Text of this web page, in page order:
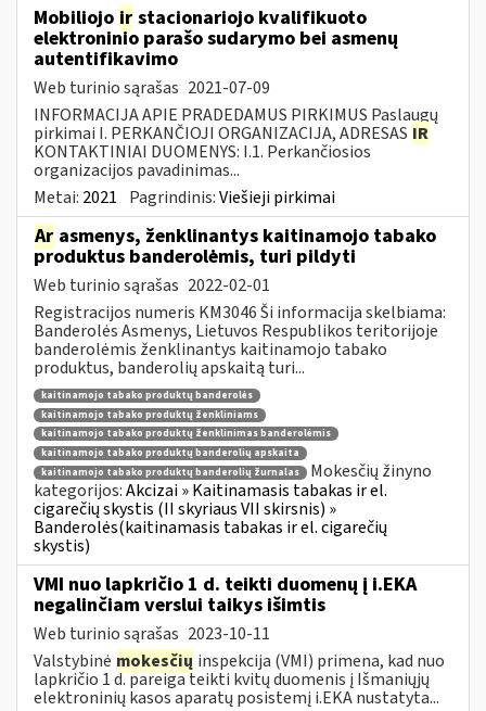
Mobiliojo ir stacionariojo kvalifikuoto
elektroninio parašo sudarymo bei asmenų
autentifikavimo
Web turinio sąrašas 2021-07-09
INFORMACIJA APIE PRADEDAMUS PIRKIMUS Paslaugų
pirkimai I. PERKANČIOJI ORGANIZACIJA, ADRESAS IR
KONTAKTINIAI DUOMENYS: I.1. Perkančiosios
organizacijos pavadinimas...
Metai: 2021 Pagrindinis:Viešieji pirkimai
Ar asmenys, ženklinantys kaitinamojo tabako
produktus banderolėmis, turi pildyti
Web turinio sąrašas 2022-02-01
Registracijos numeris KM3046 Ši informacija skelbiama:
Banderolės Asmenys, Lietuvos Respublikos teritorijoje
banderolėmis ženklinantys kaitinamojo tabako
produktus, banderolių apskaitą turi...
kaitinamojo tabako produktų banderolės
kaitinamojo tabako produktų ženkliniams
kaitinamojo tabako produktų ženklinimas banderolėmis
kaitinamojo tabako produktų banderolių apskaita
kaitinamojo tabako produktų banderolių žurnalas
Mokesčių žinyno
kategorijos:Akcizai » Kaitinamasis tabakas ir el.
cigarečių skystis (II skyriaus VII skirsnis) »
Banderolės(kaitinamasis tabakas ir el. cigarečių
skystis)
VMI nuo lapkričio 1 d. teikti duomenų į i.EKA
negalinčiam verslui taikys išimtis
Web turinio sąrašas 2023-10-11
Valstybinė mokesčių inspekcija (VMI) primena, kad nuo
lapkričio 1 d. pareiga teikti kvitų duomenis į Išmaniųjų
elektroninių kasos aparatų posistemį i.EKA nustatyta...